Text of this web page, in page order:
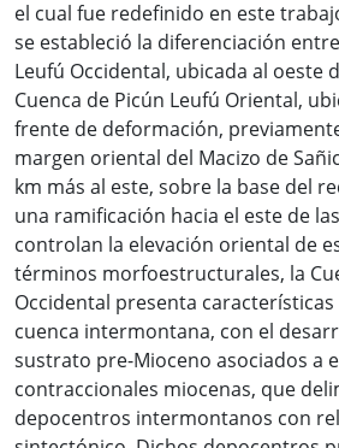
el cual fue redefinido en este
se estableció la diferenciación
Leufú Occidental, ubicada al oeste
Cuenca de Picún Leufú Oriental,
frente de deformación,
margen oriental del Macizo de
km más al este, sobre la base del
una ramificación hacia el este de
controlan la elevación oriental de
términos morfoestructurales, la
Occidental presenta
cuenca intermontana, con el
sustrato pre-Mioceno asociados a
contraccionales miocenas, que
depocentros intermontanos con